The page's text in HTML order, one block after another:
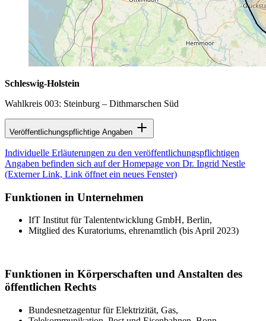
Schleswig-Holstein
Wahlkreis 003: Steinburg – Dithmarschen Süd
Veröffentlichungspflichtige Angaben
Individuelle Erläuterungen zu den veröffentlichungspflichtigen
Angaben befinden sich auf der Homepage von Dr. Ingrid Nestle
(Externer Link, Link öffnet ein neues Fenster)
Funktionen in Unternehmen
IfT Institut für Talententwicklung GmbH, Berlin,
Mitglied des Kuratoriums, ehrenamtlich (bis April 2023)
Funktionen in Körperschaften und Anstalten des
öffentlichen Rechts
Bundesnetzagentur für Elektrizität, Gas,